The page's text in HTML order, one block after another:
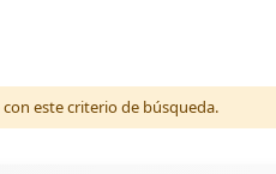
este criterio de búsqueda.